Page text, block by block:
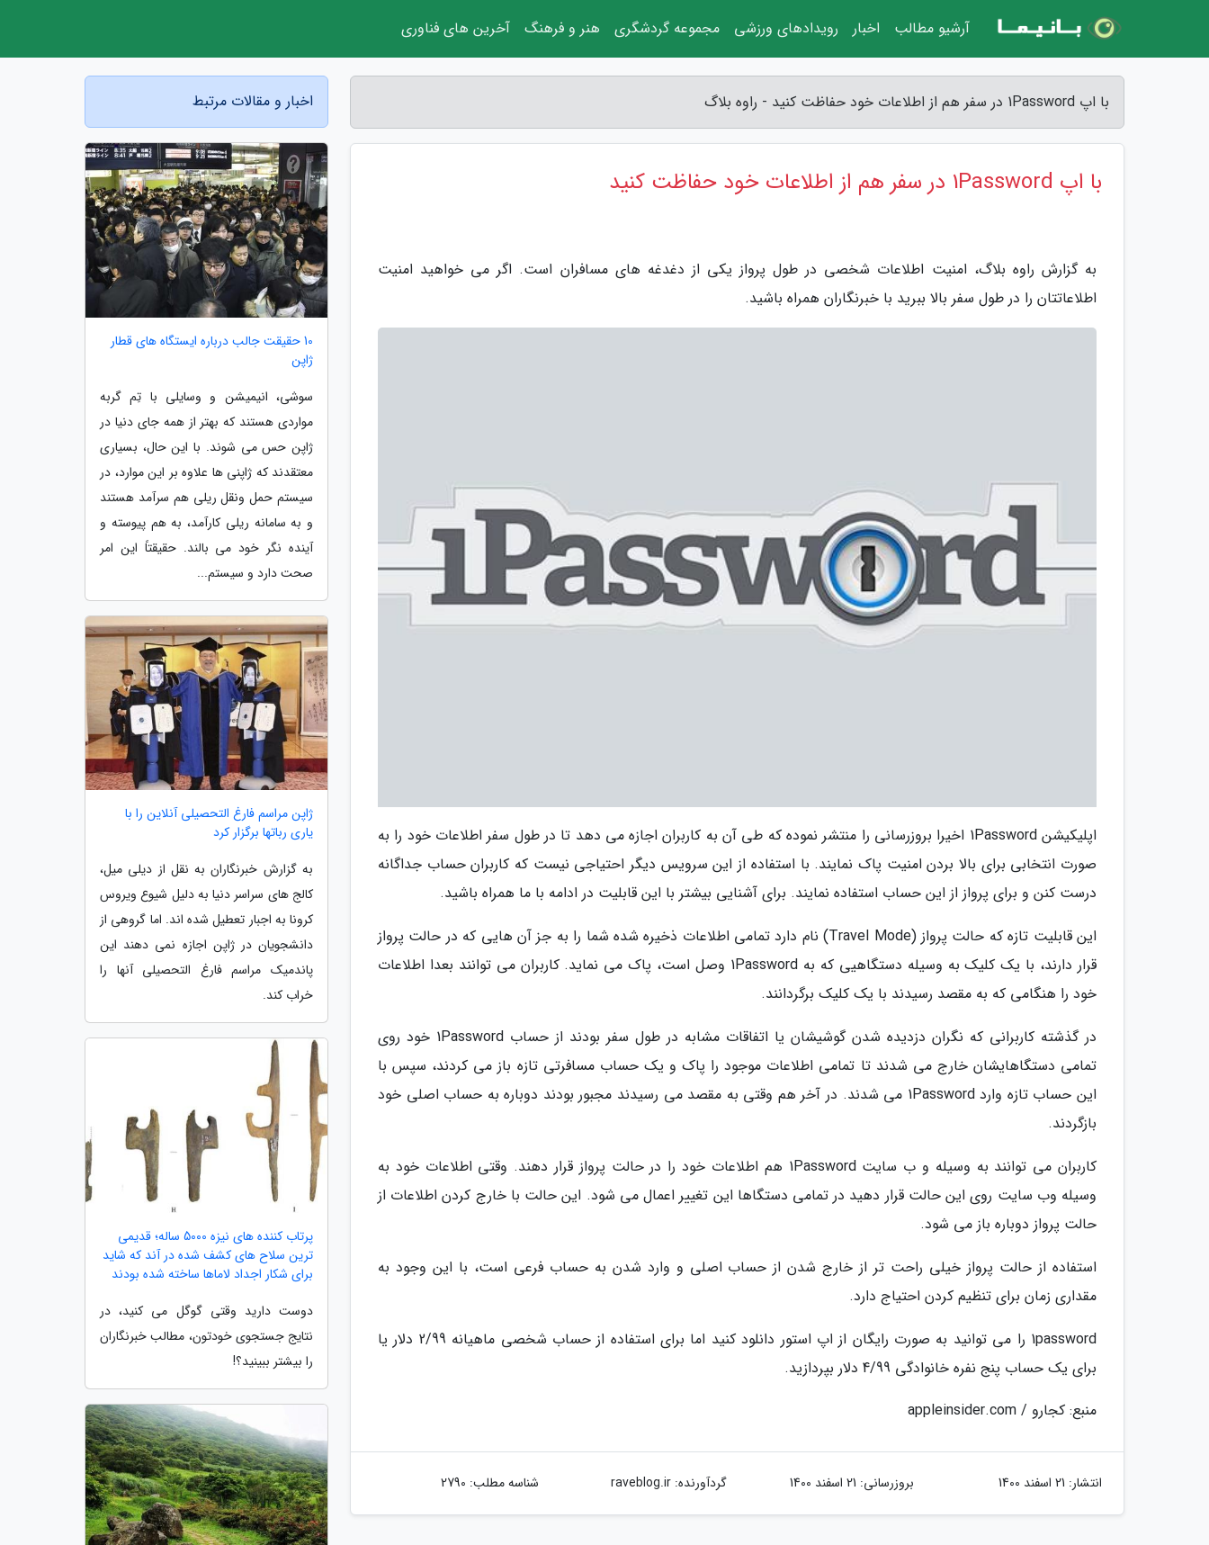
با اپ 1Password در سفر هم از اطلاعات خود حفاظت کنید - راوه بلاگ
با اپ 1Password در سفر هم از اطلاعات خود حفاظت کنید
به گزارش راوه بلاگ، امنیت اطلاعات شخصی در طول پرواز یکی از دغدغه های مسافران است. اگر می خواهید امنیت
اطلاعاتتان را در طول سفر بالا ببرید با خبرنگاران همراه باشید.
اپلیکیشن 1Password اخیرا بروزرسانی را منتشر نموده که طی آن به کاربران اجازه می دهد تا در طول سفر اطلاعات خود را به
صورت انتخابی برای بالا بردن امنیت پاک نمایند. با استفاده از این سرویس دیگر احتیاجی نیست که کاربران حساب جداگانه
درست کنن و برای پرواز از این حساب استفاده نمایند. برای آشنایی بیشتر با این قابلیت در ادامه با ما همراه باشید.
این قابلیت تازه که حالت پرواز (Travel Mode) نام دارد تمامی اطلاعات ذخیره شده شما را به جز آن هایی که در حالت پرواز
قرار دارند، با یک کلیک به وسیله دستگاهیی که به 1Password وصل است، پاک می نماید. کاربران می توانند بعدا اطلاعات
خود را هنگامی که به مقصد رسیدند با یک کلیک برگردانند.
در گذشته کاربرانی که نگران دزدیده شدن گوشیشان یا اتفاقات مشابه در طول سفر بودند از حساب 1Password خود روی
تمامی دستگاهایشان خارج می شدند تا تمامی اطلاعات موجود را پاک و یک حساب مسافرتی تازه باز می کردند، سپس با
این حساب تازه وارد 1Password می شدند. در آخر هم وقتی به مقصد می رسیدند مجبور بودند دوباره به حساب اصلی خود
بازگردند.
کاربران می توانند به وسیله و ب سایت 1Password هم اطلاعات خود را در حالت پرواز قرار دهند. وقتی اطلاعات خود به
وسیله وب سایت روی این حالت قرار دهید در تمامی دستگاها این تغییر اعمال می شود. این حالت با خارج کردن اطلاعات از
حالت پرواز دوباره باز می شود.
استفاده از حالت پرواز خیلی راحت تر از خارج شدن از حساب اصلی و وارد شدن به حساب فرعی است، با این وجود به
مقداری زمان برای تنظیم کردن احتیاج دارد.
1password را می توانید به صورت رایگان از اپ استور دانلود کنید اما برای استفاده از حساب شخصی ماهیانه 2/99 دلار یا
برای یک حساب پنج نفره خانوادگی 4/99 دلار بپردازید.
منبع: کجارو / appleinsider.com
انتشار: 21 اسفند 1400 بروزرسانی: 21 اسفند 1400 گردآورنده:raveblog.ir شناسه مطلب: 2790
اخبار و مقالات مرتبط
10 حقیقت جالب درباره ایستگاه های قطار
ژاپن
سوشی، انیمیشن و وسایلی با تِم گربه
مواردی هستند که بهتر از همه جای دنیا در
ژاپن حس می شوند. با این حال، بسیاری
معتقدند که ژاپنی ها علاوه بر این موارد، در
سیستم حمل ونقل ریلی هم سرآمد هستند
و به سامانه ریلی کارآمد، به هم پیوسته و
آینده نگر خود می بالند. حقیقتاً این امر
صحت دارد و سیستم...
ژاپن مراسم فارغ التحصیلی آنلاین را با
یاری رباتها برگزار کرد
به گزارش خبرنگاران به نقل از دیلی میل،
کالج های سراسر دنیا به دلیل شیوع ویروس
کرونا به اجبار تعطیل شده اند. اما گروهی از
دانشجویان در ژاپن اجازه نمی دهند این
پاندمیک مراسم فارغ التحصیلی آنها را
خراب کند.
پرتاب کننده های نیزه 5000 ساله؛ قدیمی
ترین سلاح های کشف شده در آند که شاید
برای شکار اجداد لاماها ساخته شده بودند
دوست دارید وقتی گوگل می کنید، در
نتایج جستجوی خودتون، مطالب خبرنگاران
را بیشتر ببینید؟!
آرشیو مطالب اخبار رویدادهای ورزشی مجموعه گردشگری هنر و فرهنگ آخرین های فناوری